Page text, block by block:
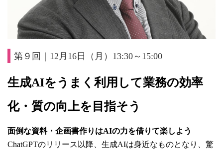
第９回｜12月16日（月）13:30～15:00
生成AIをうまく利用して業務の効率
化・質の向上を目指そう
面倒な資料・企画書作りはAIの力を借りて楽しよう
ChatGPTのリリース以降、生成AIは身近なものとなり、驚